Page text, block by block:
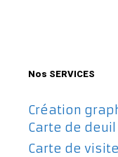
Nos SERVICES
Création
Carte de deuil
Carte de visite